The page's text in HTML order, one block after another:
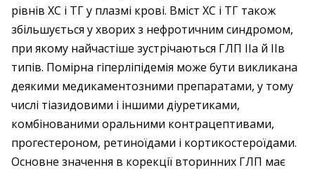
рівнів ХС і ТГ у плазмі крові. Вміст ХС і ТГ також
збільшується у хворих з нефротичним синдромом,
при якому найчастіше зустрічаються ГЛП IIа й IIв
типів. Помірна гіперліпідемія може бути викликана
деякими медикаментозними препаратами, у тому
числі тіазидовими і іншими діуретиками,
комбінованими оральними контрацептивами,
прогестероном, ретиноїдами і кортикостероїдами.
Основне значення в корекції вторинних ГЛП має